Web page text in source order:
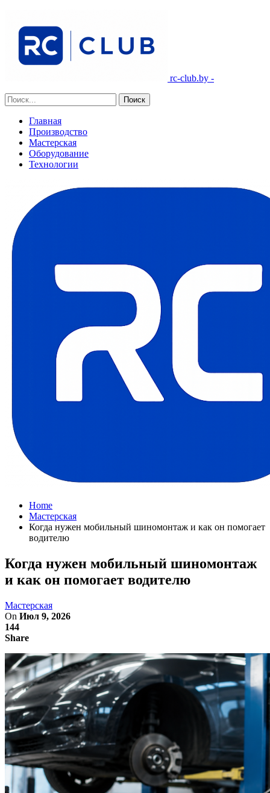
rc-club.by -
Главная
Производство
Мастерская
Оборудование
Технологии
Home
Мастерская
Когда нужен мобильный шиномонтаж и как он помогает
водителю
Когда нужен мобильный шиномонтаж
и как он помогает водителю
Мастерская
On Июл 9, 2026
144
Share